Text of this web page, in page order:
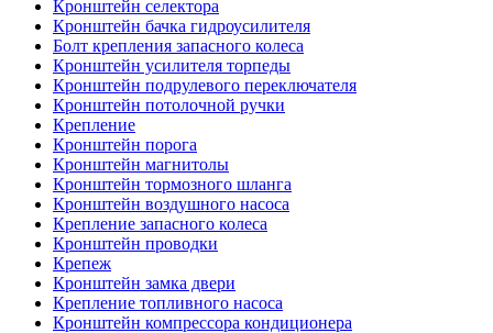
Кронштейн селектора
Кронштейн бачка гидроусилителя
Болт крепления запасного колеса
Кронштейн усилителя торпеды
Кронштейн подрулевого переключателя
Кронштейн потолочной ручки
Крепление
Кронштейн порога
Кронштейн магнитолы
Кронштейн тормозного шланга
Кронштейн воздушного насоса
Крепление запасного колеса
Кронштейн проводки
Крепеж
Кронштейн замка двери
Крепление топливного насоса
Кронштейн компрессора кондиционера